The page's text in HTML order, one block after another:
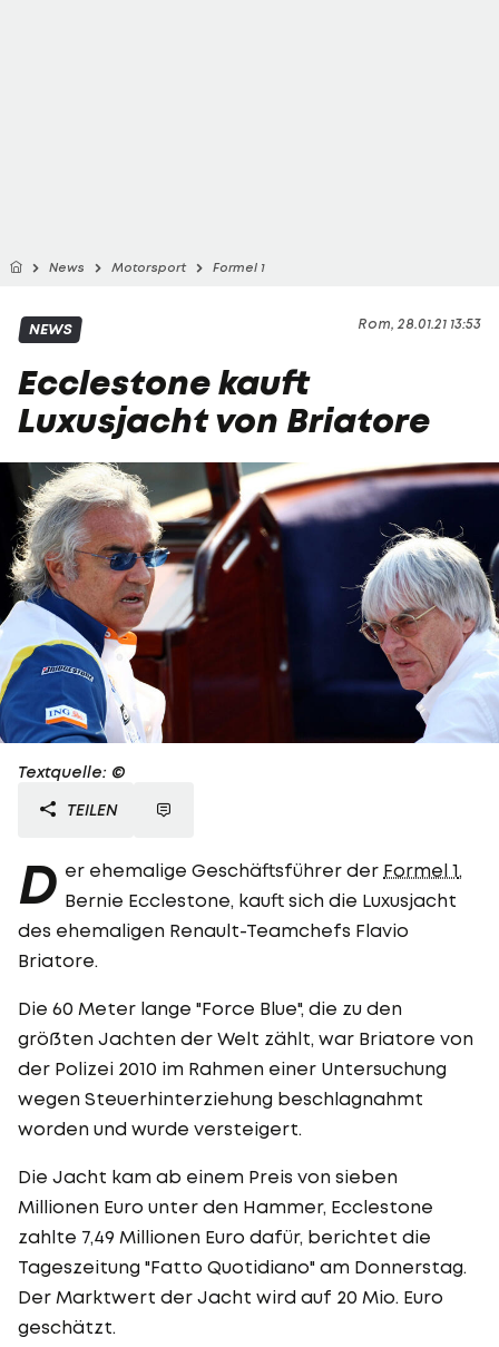
News Motorsport Formel 1
Rom, 28.01.21 13:53
NEWS
Ecclestone kauft
Luxusjacht von Briatore
Textquelle: ©
TEILEN
D er ehemalige Geschäftsführer der Formel 1,
Bernie Ecclestone, kauft sich die Luxusjacht
des ehemaligen Renault-Teamchefs Flavio
Briatore.
Die 60 Meter lange "Force Blue", die zu den
größten Jachten der Welt zählt, war Briatore von
der Polizei 2010 im Rahmen einer Untersuchung
wegen Steuerhinterziehung beschlagnahmt
worden und wurde versteigert.
Die Jacht kam ab einem Preis von sieben
Millionen Euro unter den Hammer, Ecclestone
zahlte 7,49 Millionen Euro dafür, berichtet die
Tageszeitung "Fatto Quotidiano" am Donnerstag.
Der Marktwert der Jacht wird auf 20 Mio. Euro
geschätzt.